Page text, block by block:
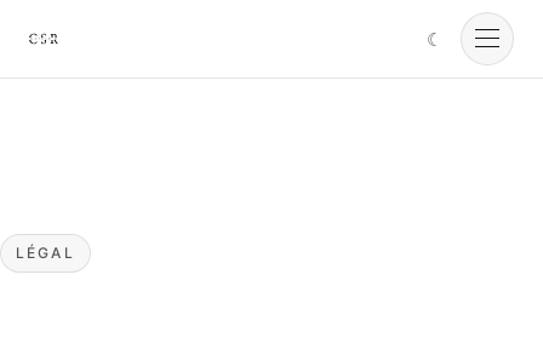
Cursorio
☾
Cursorio Manager
LÉGAL